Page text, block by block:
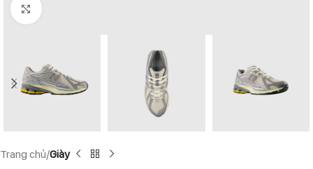
Click to enlarge
Trang chủ Giày